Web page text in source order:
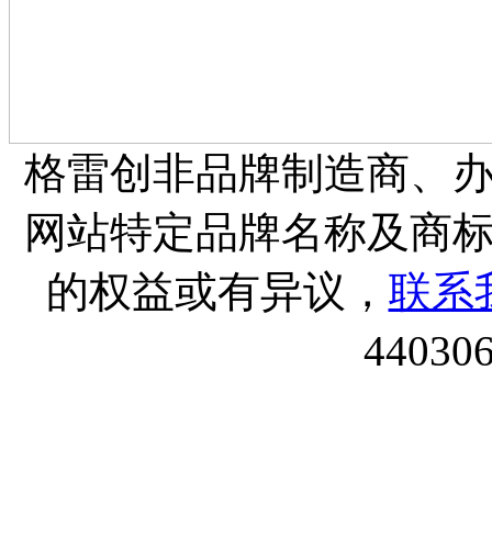
格雷创非品牌制造商、
网站特定品牌名称及商
的权益或有异议， 联系